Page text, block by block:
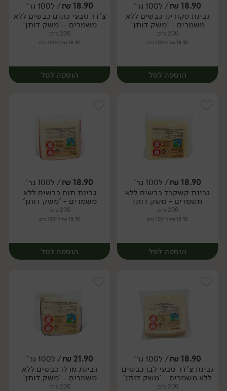
יח׳ יח׳
18.90
₪/ ל100 גר'
גבינת פקורינו כבשים ללא
משמרים - 'משק דותן'
200 גרם
18.90 ₪ ל-100 גרם
הוספה לסל
יח׳
18.90
₪/ ל100 גר'
צ'דר טבעי כתום כבשים ללא
משמרים - 'משק דותן'
200 גרם
18.90 ₪ ל-100 גרם
הוספה לסל
יח׳
18.90
₪/ ל100 גר'
גבינת קשקבל כבשים ללא
משמרים - משק דותן
200 גרם
18.90 ₪ ל-100 גרם
הוספה לסל
יח׳
18.90
₪/ ל100 גר'
גבינת תום כבשים ללא
משמרים - 'משק דותן'
200 גרם
18.90 ₪ ל-100 גרם
הוספה לסל
יח׳
18.90
₪/ ל100 גר'
גבינת צ'דר טבעי לבן כבשים
ללא משמרים - 'משק דותן'
200 גרם
21.90
₪/ ל100 גר'
גבינת מרלו כבשים ללא
משמרים - 'משק דותן'
200 גרם